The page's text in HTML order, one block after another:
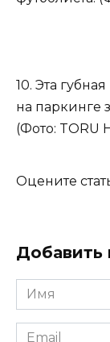
10. Эта
на паркинге
(Фото: TORU
Оцените
Добавить
Имя
*
Email